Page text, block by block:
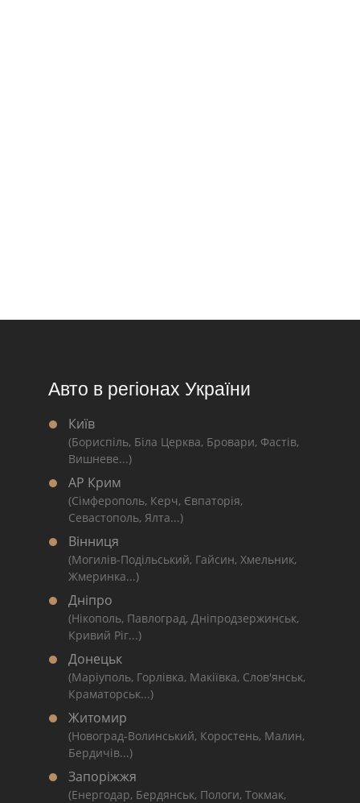
Авто в регіонах України
Київ
(Бориспіль, Біла Церква, Бровари, Фастів,
Вишневе...)
АР Крим
(Сімферополь, Керч, Євпаторія,
Севастополь, Ялта...)
Вінниця
(Могилів-Подільський, Гайсин, Хмельник,
Жмеринка...)
Дніпро
(Нікополь, Павлоград, Дніпродзержинськ,
Кривий Ріг...)
Донецьк
(Маріуполь, Горлівка, Макіївка, Слов'янськ,
Краматорськ...)
Житомир
(Новоград-Волинський, Коростень, Малин,
Бердичів...)
Запоріжжя
(Енергодар, Бердянськ, Пологи, Токмак,